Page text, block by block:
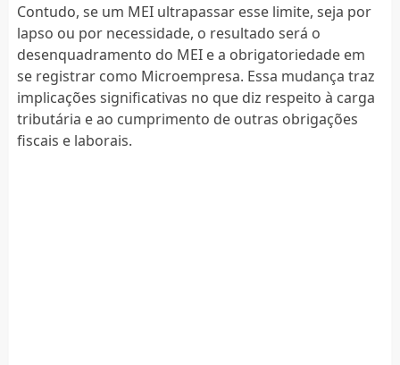
Contudo, se um MEI ultrapassar esse limite, seja por
lapso ou por necessidade, o resultado será o
desenquadramento do MEI e a obrigatoriedade em
se registrar como Microempresa. Essa mudança traz
implicações significativas no que diz respeito à carga
tributária e ao cumprimento de outras obrigações
fiscais e laborais.